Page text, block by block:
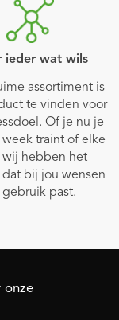
ieder wat wils
assortiment is
te vinden voor
Of je nu je
traint of elke
wij hebben het
bij jou wensen
gebruik past.
onze